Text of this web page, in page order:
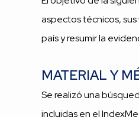
aspectos técnicos,
país y resumir la
MATERIAL Y
Se realizó una
incluidas en el